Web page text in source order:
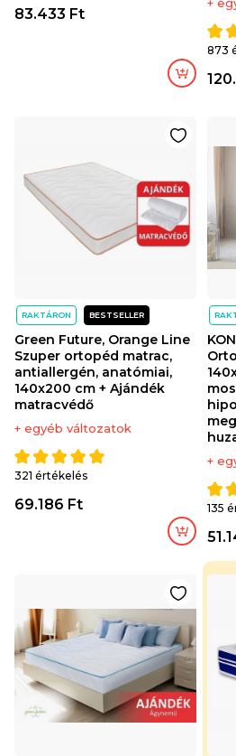
83.433 Ft
873
RAKTÁRON BESTSELLER
Green Future, Orange Line
Szuper ortopéd matrac,
antiallergén, anatómiai,
140x200 cm + Ajándék
matracvédő
+ egyéb változatok
321 értékelés
69.186 Ft
+
135